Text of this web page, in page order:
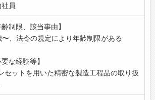
業、休日出勤有り
務中10,000～30,000歩/日程度の歩行を
前職場見学可能ですハローワークを通じて
し込み下さい
変更範囲:事業所の定める業務
員
齢制限、該当事由】
〜、法令の規定により年齢制限がある
要な経験等】
セットを用いた精密な製造工程品の取り扱